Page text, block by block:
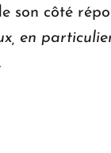
son côté
en